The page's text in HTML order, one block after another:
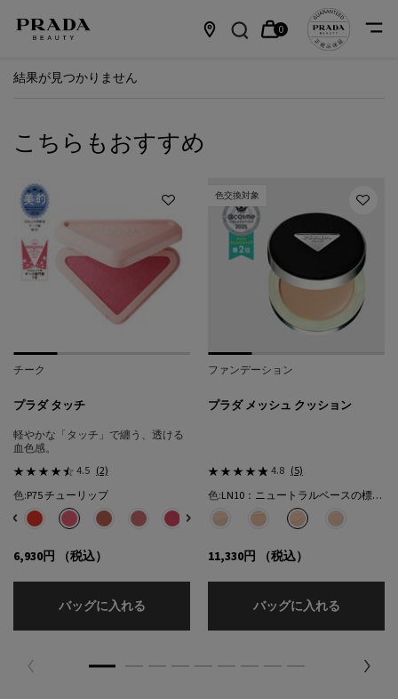
0
0 カート内の製品
結果が見つかりません
こちらもおすすめ
チーク
プラダ タッチ
軽やかな「タッチ」で纏う、透ける
血色感。
4.5 (2)
色:P75 チューリップ
色を選択してください
{1} の場合
済み
カフェ のカラー プラダ タッチ、1/8
選択済み
R68 チェリー のカラー プラダ タッチ、2/8
選択済み
P75 チューリップ のカラー プラダ タッチ、3/8
選択済み
P71 ボウ のカラー プラダ タッチ、4/8
選択済み
P72 ピンクダリア のカラー プラダ タッチ、5/8
選択済み
P76 リリー のカラー プラダ タッチ、6/8
選択済み
P79 モーヴ のカラー プラダ タッチ、7/8
選択済み
O86 ピーチ のカラー プラダ タッ
6,930円 （税込）
バッグに入れる
色交換対象
ファンデーション
プラダ メッシュ クッション
4.8 (5)
色:
LN10：ニュートラルベースの標準的な色★
色を選択してください
{1} の場合
選択済み
LC5：クールベースの明るい色​ のカラ
選択済み
LN5：ニュートラル ベースの
選択済み
LN10：ニュートラル
選択済み
LN25：ニュ
11,330円 （税込）
バッグに入れる